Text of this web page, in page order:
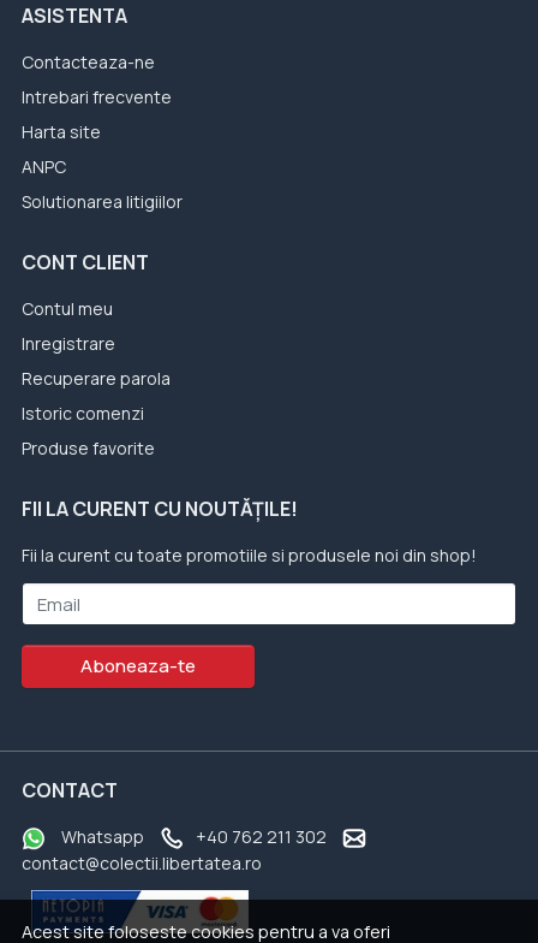
Acest site foloseste cookies pentru a va oferi
ASISTENTA
Contacteaza-ne
Intrebari frecvente
Harta site
ANPC
Solutionarea litigiilor
CONT CLIENT
Contul meu
Inregistrare
Recuperare parola
Istoric comenzi
Produse favorite
FII LA CURENT CU NOUTĂȚILE!
Fii la curent cu toate promotiile si produsele noi din shop!
Email
Aboneaza-te
CONTACT
Whatsapp
+40 762 211 302
contact@colectii.libertatea.ro